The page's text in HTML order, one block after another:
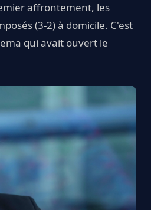
affrontement, les
(3-2) à domicile. C'est
qui avait ouvert le